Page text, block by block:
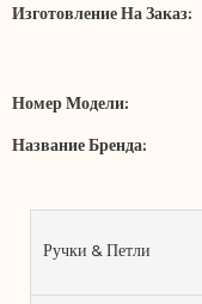
Изготовление На Заказ:
Номер Модели:
Название Бренда:
Ручки & Петли